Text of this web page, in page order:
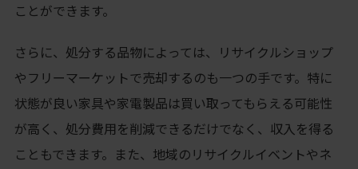
ことができます。
さらに、処分する品物によっては、リサイクルショップ
やフリーマーケットで売却するのも一つの手です。特に
状態が良い家具や家電製品は買い取ってもらえる可能性
が高く、処分費用を削減できるだけでなく、収入を得る
こともできます。また、地域のリサイクルイベントやネ